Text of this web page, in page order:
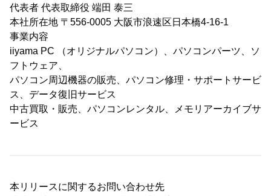
代表者 代表取締役 端田 泰三
本社所在地 〒556-0005 大阪市浪速区日本橋4-16-1
事業内容
iiyama PC （オリジナルパソコン）、パソコンパーツ、ソ
フトウェア、
パソコン周辺機器の販売、パソコン修理・サポートサービ
ス、データ復旧サービス
中古買取・販売、パソコンレンタル、メモリアーカイブサ
ービス
本リリースに関するお問い合わせ先